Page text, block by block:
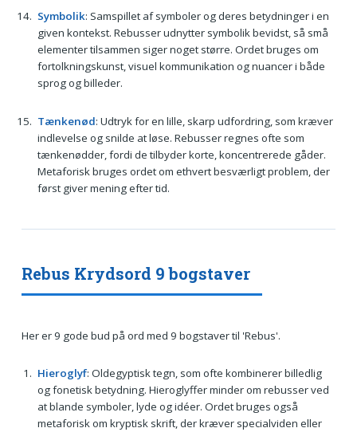
Symbolik: Samspillet af symboler og deres betydninger i en
given kontekst. Rebusser udnytter symbolik bevidst, så små
elementer tilsammen siger noget større. Ordet bruges om
fortolkningskunst, visuel kommunikation og nuancer i både
sprog og billeder.
Tænkenød: Udtryk for en lille, skarp udfordring, som kræver
indlevelse og snilde at løse. Rebusser regnes ofte som
tænkenødder, fordi de tilbyder korte, koncentrerede gåder.
Metaforisk bruges ordet om ethvert besværligt problem, der
først giver mening efter tid.
Rebus Krydsord 9 bogstaver
Her er 9 gode bud på ord med 9 bogstaver til 'Rebus'.
Hieroglyf: Oldegyptisk tegn, som ofte kombinerer billedlig
og fonetisk betydning. Hieroglyffer minder om rebusser ved
at blande symboler, lyde og idéer. Ordet bruges også
metaforisk om kryptisk skrift, der kræver specialviden eller